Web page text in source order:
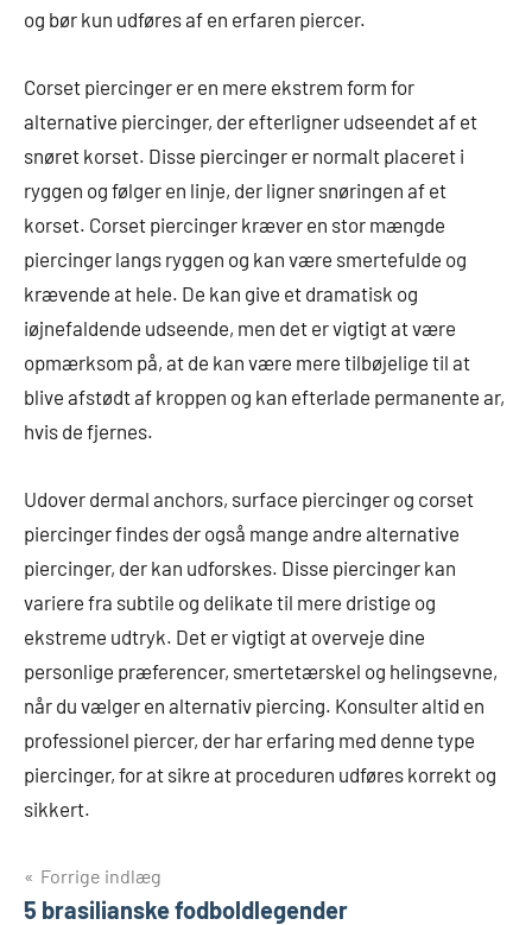
og bør kun udføres af en erfaren piercer.
Corset piercinger er en mere ekstrem form for
alternative piercinger, der efterligner udseendet af et
snøret korset. Disse piercinger er normalt placeret i
ryggen og følger en linje, der ligner snøringen af et
korset. Corset piercinger kræver en stor mængde
piercinger langs ryggen og kan være smertefulde og
krævende at hele. De kan give et dramatisk og
iøjnefaldende udseende, men det er vigtigt at være
opmærksom på, at de kan være mere tilbøjelige til at
blive afstødt af kroppen og kan efterlade permanente ar,
hvis de fjernes.
Udover dermal anchors, surface piercinger og corset
piercinger findes der også mange andre alternative
piercinger, der kan udforskes. Disse piercinger kan
variere fra subtile og delikate til mere dristige og
ekstreme udtryk. Det er vigtigt at overveje dine
personlige præferencer, smertetærskel og helingsevne,
når du vælger en alternativ piercing. Konsulter altid en
professionel piercer, der har erfaring med denne type
piercinger, for at sikre at proceduren udføres korrekt og
sikkert.
Indlægsnavigation
Forrige indlæg
5 brasilianske fodboldlegender